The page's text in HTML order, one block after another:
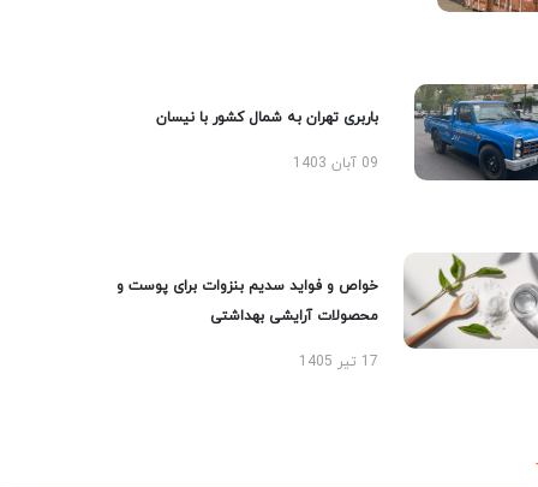
باربری تهران به شمال کشور با نیسان
09 آبان 1403
خواص و فواید سدیم بنزوات برای پوست و
محصولات آرایشی بهداشتی
17 تیر 1405